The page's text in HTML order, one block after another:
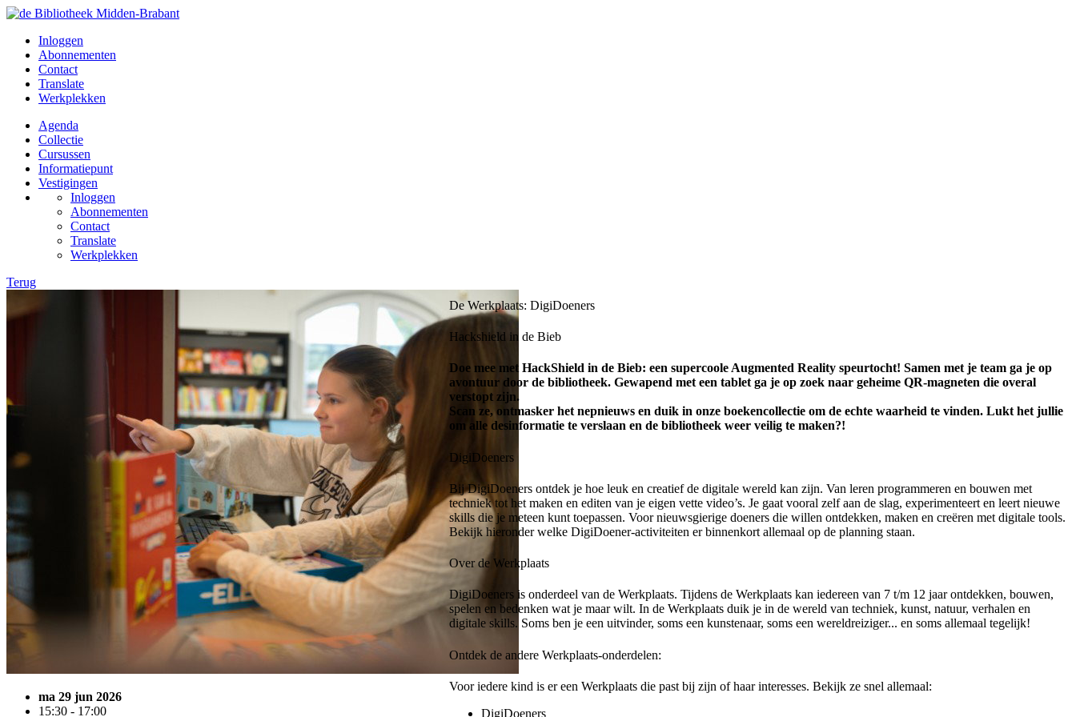
Inloggen
Abonnementen
Contact
Translate
Werkplekken
Agenda
Collectie
Cursussen
Informatiepunt
Vestigingen
Inloggen
Abonnementen
Contact
Translate
Werkplekken
Terug
ma 29 jun 2026
15:30 - 17:00
De Werkplaats: DigiDoeners
Hackshield in de Bieb
Doe mee met HackShield in de Bieb: een supercoole Augmented Reality speurtocht! Samen met je team ga je op
avontuur door de bibliotheek. Gewapend met een tablet ga je op zoek naar geheime QR-magneten die overal
verstopt zijn.
Scan ze, ontmasker het nepnieuws en duik in onze boekencollectie om de echte waarheid te vinden. Lukt het jullie
om alle desinformatie te verslaan en de bibliotheek weer veilig te maken?!
DigiDoeners
Bij DigiDoeners ontdek je hoe leuk en creatief de digitale wereld kan zijn. Van leren programmeren en bouwen met
techniek tot het maken en editen van je eigen vette video’s. Je gaat vooral zelf aan de slag, experimenteert en leert nieuwe
skills die je meteen kunt toepassen. Voor nieuwsgierige doeners die willen ontdekken, maken en creëren met digitale tools.
Bekijk hieronder welke DigiDoener-activiteiten er binnenkort allemaal op de planning staan.
Over de Werkplaats
DigiDoeners is onderdeel van de Werkplaats. Tijdens de Werkplaats kan iedereen van 7 t/m 12 jaar ontdekken, bouwen,
spelen en bedenken wat je maar wilt. In de Werkplaats duik je in de wereld van techniek, kunst, natuur, verhalen en
digitale skills. Soms ben je een uitvinder, soms een kunstenaar, soms een wereldreiziger... en soms allemaal tegelijk!
Ontdek de andere Werkplaats-onderdelen:
Voor iedere kind is er een Werkplaats die past bij zijn of haar interesses. Bekijk ze snel allemaal:
DigiDoeners